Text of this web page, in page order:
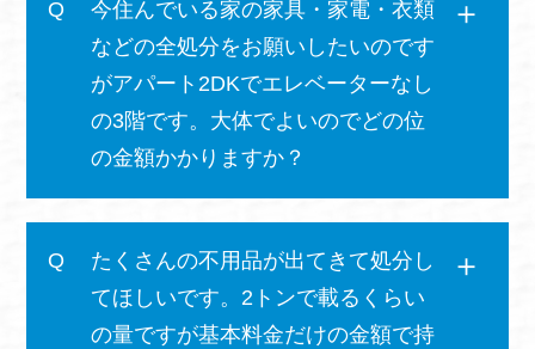
今住んでいる家の家具・家電・衣類
などの全処分をお願いしたいのです
がアパート2DKでエレベーターなし
の3階です。大体でよいのでどの位
の金額かかりますか？
たくさんの不用品が出てきて処分し
てほしいです。2トンで載るくらい
の量ですが基本料金だけの金額で持